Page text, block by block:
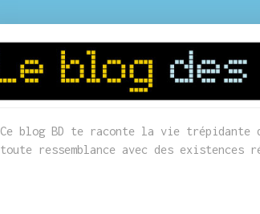
Ce blog BD te raconte la vie trépidante
toute ressemblance avec des